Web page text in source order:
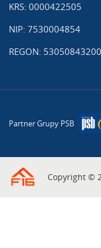
KRS: 0000422505
NIP: 7530004854
REGON:
Partner Grupy PSB
Copyright ©